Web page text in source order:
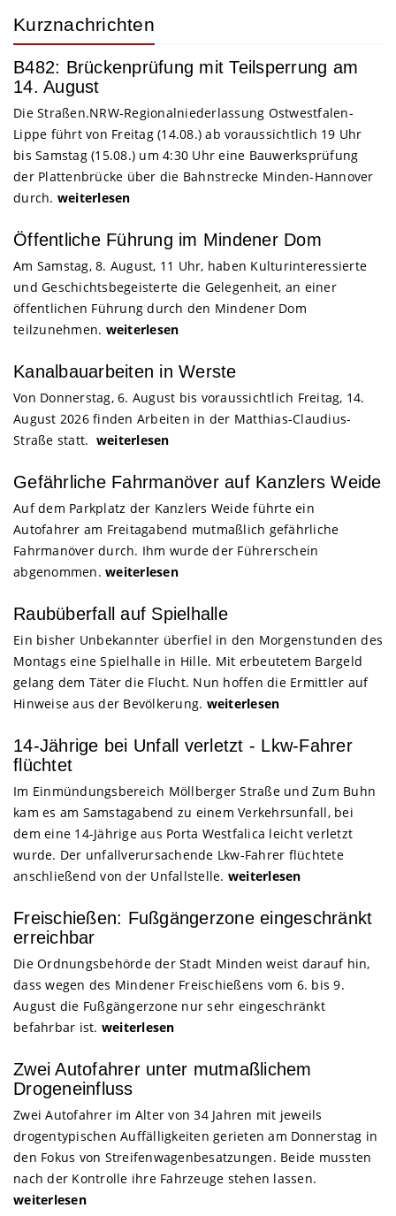
Kurznachrichten
B482: Brückenprüfung mit Teilsperrung am
14. August
Die Straßen.NRW-Regionalniederlassung Ostwestfalen-
Lippe führt von Freitag (14.08.) ab voraussichtlich 19 Uhr
bis Samstag (15.08.) um 4:30 Uhr eine Bauwerksprüfung
der Plattenbrücke über die Bahnstrecke Minden-Hannover
durch. weiterlesen
Öffentliche Führung im Mindener Dom
Am Samstag, 8. August, 11 Uhr, haben Kulturinteressierte
und Geschichtsbegeisterte die Gelegenheit, an einer
öffentlichen Führung durch den Mindener Dom
teilzunehmen. weiterlesen
Kanalbauarbeiten in Werste
Von Donnerstag, 6. August bis voraussichtlich Freitag, 14.
August 2026 finden Arbeiten in der Matthias-Claudius-
Straße statt. weiterlesen
Gefährliche Fahrmanöver auf Kanzlers Weide
Auf dem Parkplatz der Kanzlers Weide führte ein
Autofahrer am Freitagabend mutmaßlich gefährliche
Fahrmanöver durch. Ihm wurde der Führerschein
abgenommen. weiterlesen
Raubüberfall auf Spielhalle
Ein bisher Unbekannter überfiel in den Morgenstunden des
Montags eine Spielhalle in Hille. Mit erbeutetem Bargeld
gelang dem Täter die Flucht. Nun hoffen die Ermittler auf
Hinweise aus der Bevölkerung. weiterlesen
14-Jährige bei Unfall verletzt - Lkw-Fahrer
flüchtet
Im Einmündungsbereich Möllberger Straße und Zum Buhn
kam es am Samstagabend zu einem Verkehrsunfall, bei
dem eine 14-Jährige aus Porta Westfalica leicht verletzt
wurde. Der unfallverursachende Lkw-Fahrer flüchtete
anschließend von der Unfallstelle. weiterlesen
Freischießen: Fußgängerzone eingeschränkt
erreichbar
Die Ordnungsbehörde der Stadt Minden weist darauf hin,
dass wegen des Mindener Freischießens vom 6. bis 9.
August die Fußgängerzone nur sehr eingeschränkt
befahrbar ist. weiterlesen
Zwei Autofahrer unter mutmaßlichem
Drogeneinfluss
Zwei Autofahrer im Alter von 34 Jahren mit jeweils
drogentypischen Auffälligkeiten gerieten am Donnerstag in
den Fokus von Streifenwagenbesatzungen. Beide mussten
nach der Kontrolle ihre Fahrzeuge stehen lassen.
weiterlesen